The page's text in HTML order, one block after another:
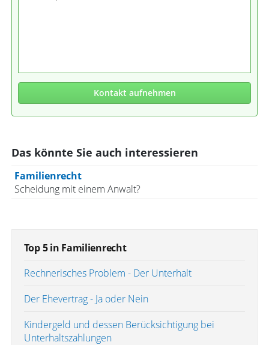
Kontakt aufnehmen
Das könnte Sie auch interessieren
Familienrecht
Scheidung mit einem Anwalt?
Top 5 in Familienrecht
Rechnerisches Problem - Der Unterhalt
Der Ehevertrag - Ja oder Nein
Kindergeld und dessen Berücksichtigung bei
Unterhaltszahlungen